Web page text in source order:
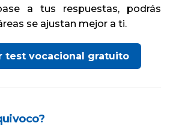
a tus respuestas, podrás
se ajustan mejor a ti.
test vocacional gratuito